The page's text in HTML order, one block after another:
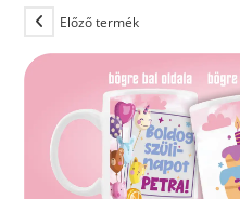
Előző termék